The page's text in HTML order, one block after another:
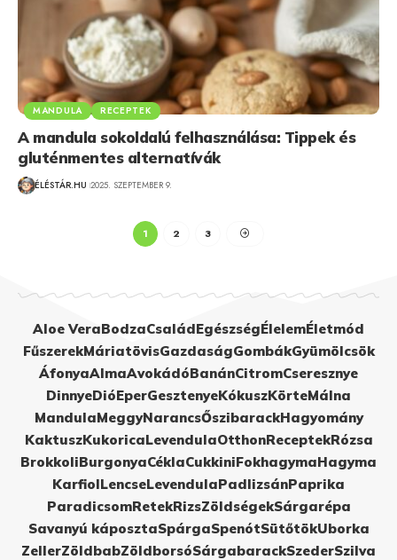
MANDULA RECEPTEK
A mandula sokoldalú felhasználása: Tippek és
gluténmentes alternatívák
ÉLÉSTÁR.HU 2025. SZEPTEMBER 9.
1 2 3
Aloe VeraBodzaCsaládEgészségÉlelemÉletmód
FűszerekMáriatövisGazdaságGombákGyümölcsök
ÁfonyaAlmaAvokádóBanánCitromCseresznye
DinnyeDióEperGesztenyeKókuszKörteMálna
MandulaMeggyNarancsŐszibarackHagyomány
KaktuszKukoricaLevendulaOtthonReceptekRózsa
BrokkoliBurgonyaCéklaCukkiniFokhagymaHagyma
KarfiolLencseLevendulaPadlizsánPaprika
ParadicsomRetekRizsZöldségekSárgarépa
Savanyú káposztaSpárgaSpenótSütőtökUborka
ZellerZöldbabZöldborsóSárgabarackSzederSzilva